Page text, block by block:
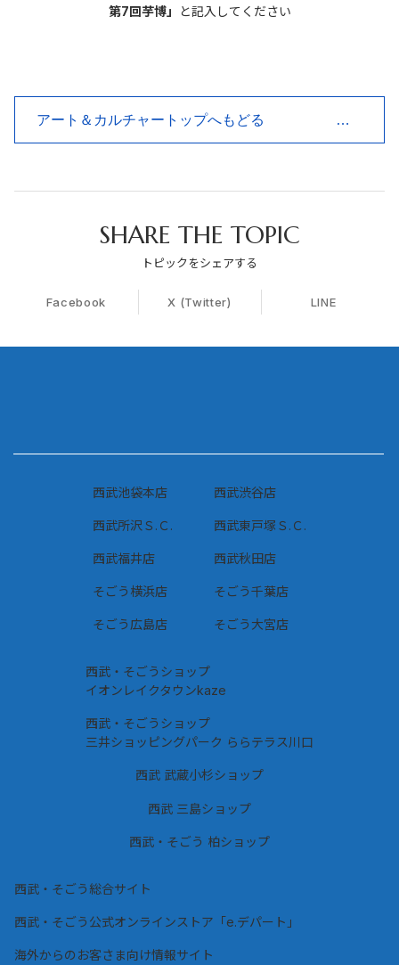
第7回芋博」
と記入してください
アート＆カルチャートップへもどる
SHARE THE TOPIC
トピックをシェアする
Facebook X (Twitter) LINE
西武池袋本店 西武渋谷店
西武東戸塚Ｓ.Ｃ.
西武所沢Ｓ.Ｃ.
西武福井店 西武秋田店
そごう横浜店 そごう千葉店
そごう大宮店
そごう広島店
西武・そごう 柏ショップ
西武 武蔵小杉ショップ
西武 三島ショップ
西武・そごうショップ
三井ショッピングパーク ららテラス川口
西武・そごうショップ
イオンレイクタウンkaze
西武・そごう総合サイト
西武・そごう公式オンラインストア「e.デパート」
海外からのお客さま向け情報サイト